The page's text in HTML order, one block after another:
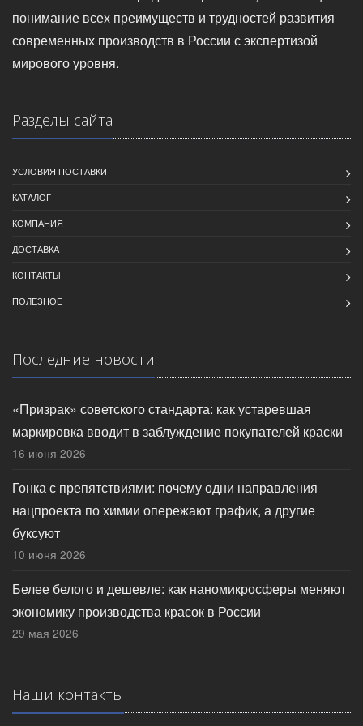
понимание всех преимуществ и трудностей развития
современных производств в России с экспертизой
мирового уровня.
Разделы сайта
УСЛОВИЯ ПОСТАВКИ
КАТАЛОГ
КОМПАНИЯ
ДОСТАВКА
КОНТАКТЫ
ПОЛЕЗНОЕ
Последние новости
«Призрак» советского стандарта: как устаревшая
маркировка вводит в заблуждение покупателей краски
16 июня 2026
Гонка с препятствиями: почему одни направления
нацпроекта по химии опережают график, а другие
буксуют
10 июня 2026
Белее белого и дешевле: как наномикросферы меняют
экономику производства красок в России
29 мая 2026
Наши контакты